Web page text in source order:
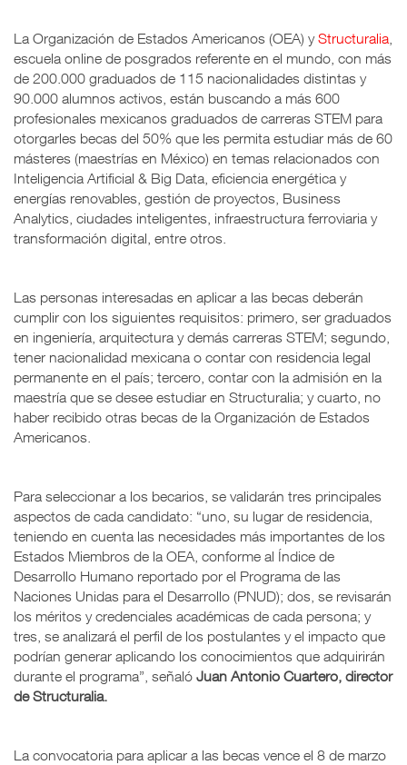
La Organización de Estados Americanos (OEA) yStructuralia
escuela online de posgrados referente en el mundo, con más
de 200.000 graduados de 115 nacionalidades distintas y
90.000 alumnos activos, están buscando a más 600
profesionales mexicanos graduados de carreras STEM para
otorgarles becas del 50% que les permita estudiar más de 60
másteres (maestrías en México) en temas relacionados con
Inteligencia Artificial & Big Data, eficiencia energética y
energías renovables, gestión de proyectos, Business
Analytics, ciudades inteligentes, infraestructura ferroviaria y
transformación digital, entre otros.
Las personas interesadas en aplicar a las becas deberán
cumplir con los siguientes requisitos: primero, ser graduados
en ingeniería, arquitectura y demás carreras STEM; segundo,
tener nacionalidad mexicana o contar con residencia legal
permanente en el país; tercero, contar con la admisión en la
maestría que se desee estudiar en Structuralia; y cuarto, no
haber recibido otras becas de la Organización de Estados
Americanos.
Para seleccionar a los becarios, se validarán tres principales
aspectos de cada candidato: “uno, su lugar de residencia,
teniendo en cuenta las necesidades más importantes de los
Estados Miembros de la OEA, conforme al Índice de
Desarrollo Humano reportado por el Programa de las
Naciones Unidas para el Desarrollo (PNUD); dos, se revisarán
los méritos y credenciales académicas de cada persona; y
tres, se analizará el perfil de los postulantes y el impacto que
podrían generar aplicando los conocimientos que adquirirán
durante el programa”, señaló Juan Antonio Cuartero, director
de Structuralia.
La convocatoria para aplicar a las becas vence el 8 de marzo